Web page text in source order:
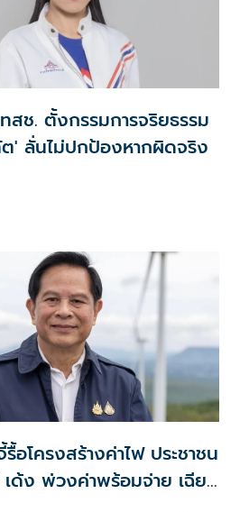
สช. ตั้งกรรมการจริยธรรม
ลั่นไม่ปกป้องหากผิดจริง
อโครงสร้างค่าไฟ ประชาชน
เด้ง พ่วงค่าพร้อมจ่าย เฉียด